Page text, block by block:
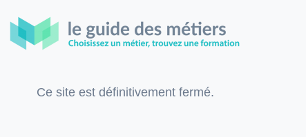
Ce site est définitivement fermé.